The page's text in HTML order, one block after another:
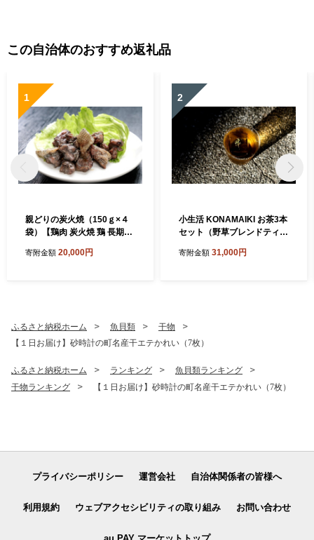
この自治体のおすすめ返礼品
1
親どりの炭火焼（150ｇ×４
袋）【鶏肉 炭火焼 鶏 長期飼
凍 国産 島根県 大田市】
寄附金額 20,000円
2
小生活 KONAMAIKI お茶3本
セット（野草ブレンドティ
茶 ティーバック 健康茶 ノン
寄附金額 31,000円
ふるさと納税ホーム 魚貝類
干物
【１日お届け】砂時計の町名産干エテかれい（7枚）
ふるさと納税ホーム ランキング
魚貝類ランキング
干物ランキング
【１日お届け】砂時計の町名産干エテかれい（7枚）
プライバシーポリシー 運営会社 自治体関係者の皆様へ
利用規約 ウェブアクセシビリティの取り組み お問い合わせ